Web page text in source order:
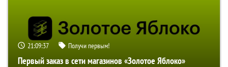
21:09:36 Получи первым!
Первый заказ в сети магазинов «Золотое Яблоко»